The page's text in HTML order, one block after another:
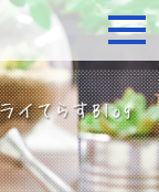
をお持ちの方へ